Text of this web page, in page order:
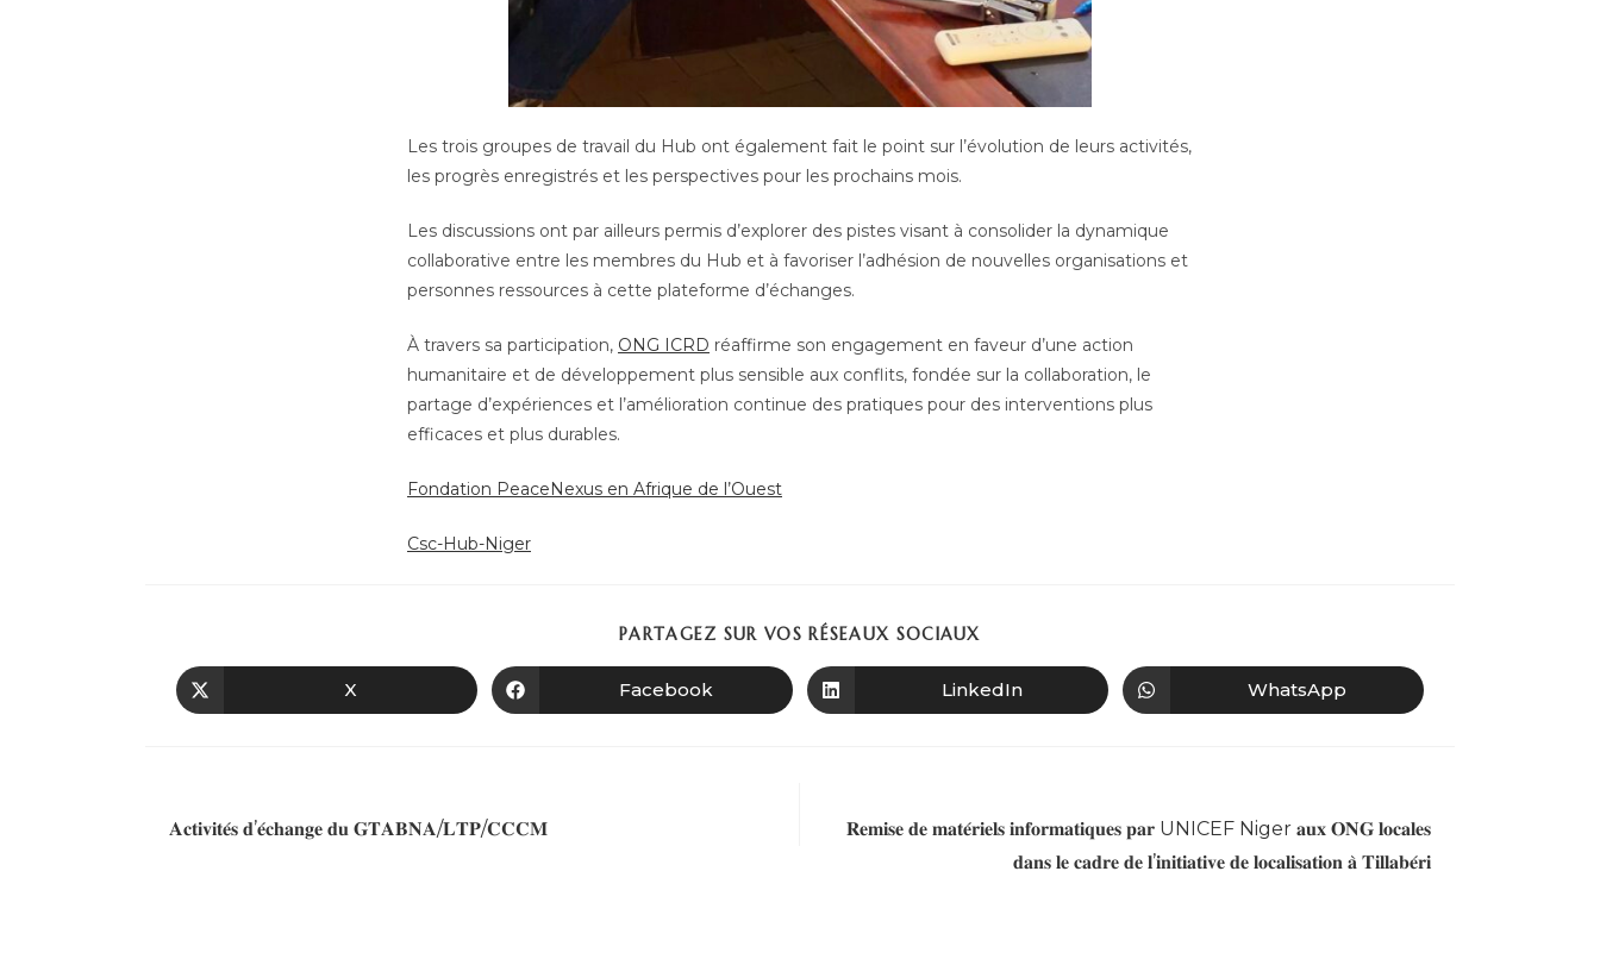
Les trois groupes de travail du Hub ont également fait le point sur l’évolution de leurs activités,
les progrès enregistrés et les perspectives pour les prochains mois.
Les discussions ont par ailleurs permis d’explorer des pistes visant à consolider la dynamique
collaborative entre les membres du Hub et à favoriser l’adhésion de nouvelles organisations et
personnes ressources à cette plateforme d’échanges.
À travers sa participation, ONG ICRD réaffirme son engagement en faveur d’une action
humanitaire et de développement plus sensible aux conflits, fondée sur la collaboration, le
partage d’expériences et l’amélioration continue des pratiques pour des interventions plus
efficaces et plus durables.
Fondation PeaceNexus en Afrique de l’Ouest
Csc-Hub-Niger
PARTAGEZ SUR VOS RÉSEAUX SOCIAUX
X Facebook LinkedIn WhatsApp
𝐀𝐜𝐭𝐢𝐯𝐢𝐭𝐞́𝐬 𝐝’𝐞́𝐜𝐡𝐚𝐧𝐠𝐞 𝐝𝐮 𝐆𝐓𝐀𝐁𝐍𝐀/𝐋𝐓𝐏/𝐂𝐂𝐂𝐌
𝐑𝐞𝐦𝐢𝐬𝐞 𝐝𝐞 𝐦𝐚𝐭𝐞́𝐫𝐢𝐞𝐥𝐬 𝐢𝐧𝐟𝐨𝐫𝐦𝐚𝐭𝐢𝐪𝐮𝐞𝐬 𝐩𝐚𝐫 UNICEF Niger 𝐚𝐮𝐱 𝐎𝐍𝐆 𝐥𝐨𝐜𝐚𝐥𝐞𝐬
𝐝𝐚𝐧𝐬 𝐥𝐞 𝐜𝐚𝐝𝐫𝐞 𝐝𝐞 𝐥’𝐢𝐧𝐢𝐭𝐢𝐚𝐭𝐢𝐯𝐞 𝐝𝐞 𝐥𝐨𝐜𝐚𝐥𝐢𝐬𝐚𝐭𝐢𝐨𝐧 𝐚̀ 𝐓𝐢𝐥𝐥𝐚𝐛𝐞́𝐫𝐢